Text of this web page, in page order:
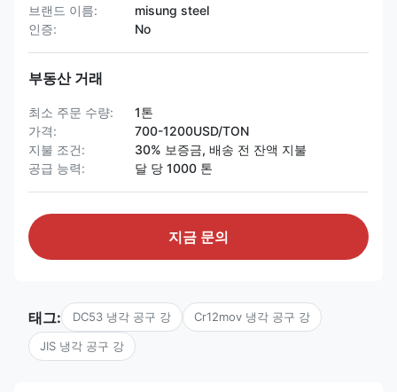
브랜드 이름:
misung steel
인증:
No
부동산 거래
최소 주문 수량:
1톤
가격:
700-1200USD/TON
지불 조건:
30% 보증금, 배송 전 잔액 지불
공급 능력:
달 당 1000 톤
지금 문의
태그: DC53 냉각 공구 강 Cr12mov 냉각 공구 강
JIS 냉각 공구 강